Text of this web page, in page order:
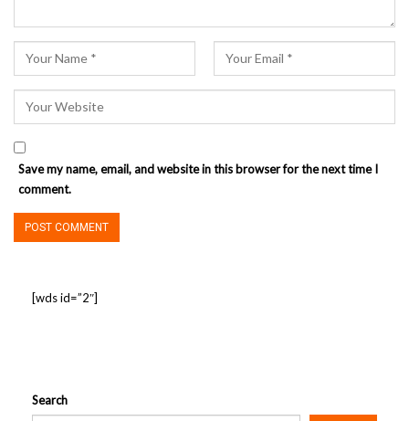
Save my name, email, and website in this browser for the next time I
comment.
[wds id=”2″]
Search